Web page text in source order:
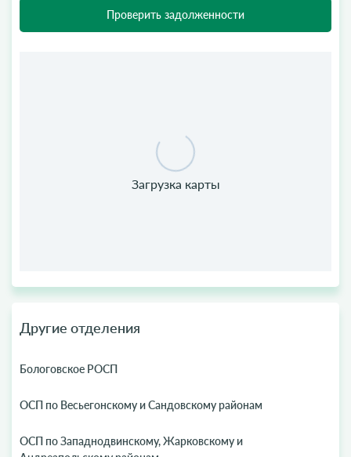
Проверить задолженности
Другие отделения
Бологовское РОСП
ОСП по Весьегонскому и Сандовскому районам
ОСП по Западнодвинскому, Жарковскому и